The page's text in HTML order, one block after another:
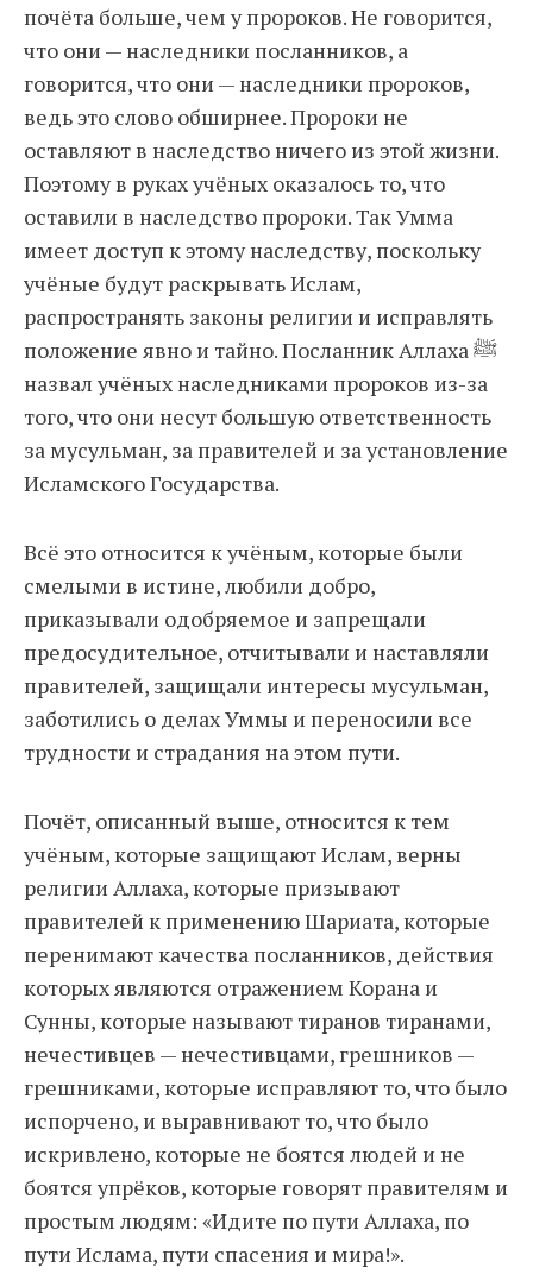
почёта больше, чем у пророков. Не говорится,
что они — наследники посланников, а
говорится, что они — наследники пророков,
ведь это слово обширнее. Пророки не
оставляют в наследство ничего из этой жизни.
Поэтому в руках учёных оказалось то, что
оставили в наследство пророки. Так Умма
имеет доступ к этому наследству, поскольку
учёные будут раскрывать Ислам,
распространять законы религии и исправлять
положение явно и тайно. Посланник Аллаха ﷺ
назвал учёных наследниками пророков из-за
того, что они несут большую ответственность
за мусульман, за правителей и за установление
Исламского Государства.
Всё это относится к учёным, которые были
смелыми в истине, любили добро,
приказывали одобряемое и запрещали
предосудительное, отчитывали и наставляли
правителей, защищали интересы мусульман,
заботились о делах Уммы и переносили все
трудности и страдания на этом пути.
Почёт, описанный выше, относится к тем
учёным, которые защищают Ислам, верны
религии Аллаха, которые призывают
правителей к применению Шариата, которые
перенимают качества посланников, действия
которых являются отражением Корана и
Сунны, которые называют тиранов тиранами,
нечестивцев — нечестивцами, грешников —
грешниками, которые исправляют то, что было
испорчено, и выравнивают то, что было
искривлено, которые не боятся людей и не
боятся упрёков, которые говорят правителям и
простым людям: «Идите по пути Аллаха, по
пути Ислама, пути спасения и мира!».